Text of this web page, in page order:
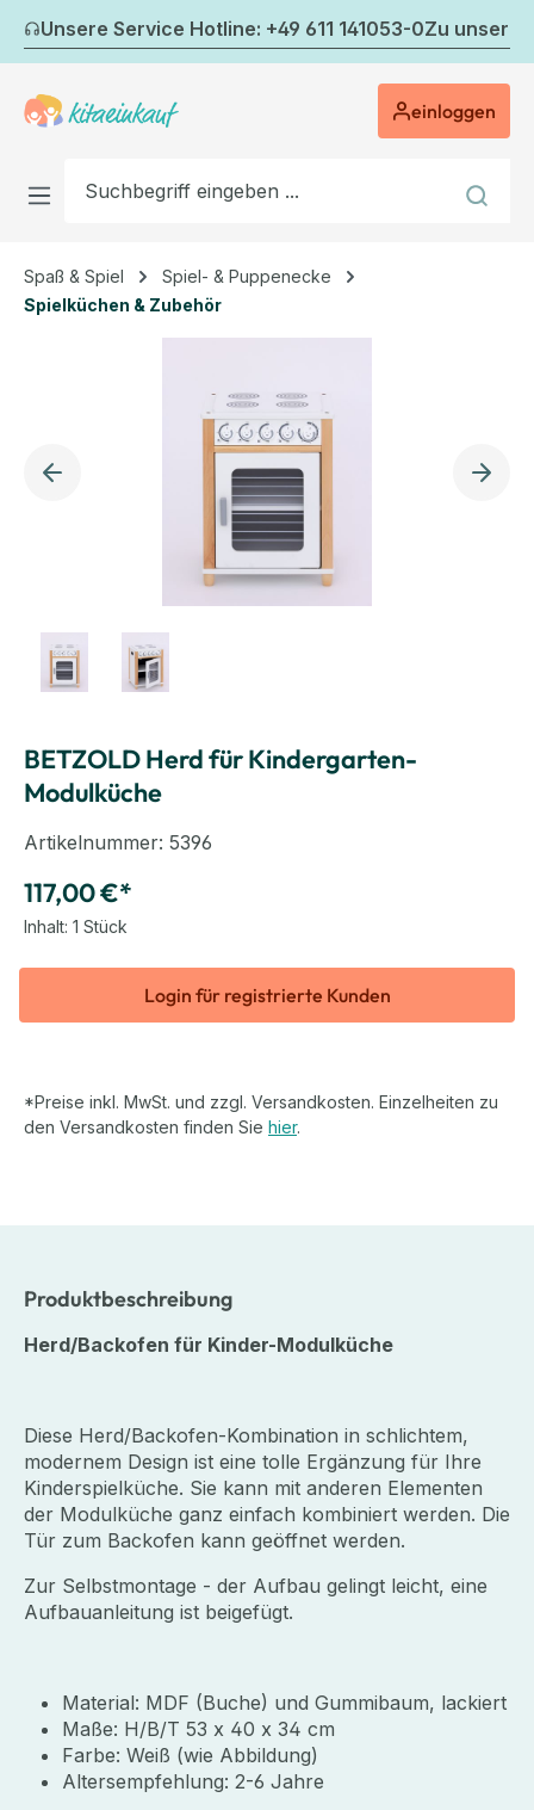
Zum Hauptinhalt springen
Unsere Service Hotline: +49 611 141053-0Zu
einloggen
Spaß & Spiel
Spiel- & Puppenecke
Spielküchen & Zubehör
BETZOLD Herd für Kindergarten-
Modulküche
Artikelnummer: 5396
117,00 €*
Inhalt: 1 Stück
Login für registrierte Kunden
*Preise inkl. MwSt. und zzgl. Versandkosten. Einzelheiten zu
den Versandkosten finden Sie hier.
Produktbeschreibung
Herd/Backofen für Kinder-Modulküche
Diese Herd/Backofen-Kombination in schlichtem,
modernem Design ist eine tolle Ergänzung für Ihre
Kinderspielküche. Sie kann mit anderen Elementen
der Modulküche ganz einfach kombiniert werden. Die
Tür zum Backofen kann geöffnet werden.
Zur Selbstmontage - der Aufbau gelingt leicht, eine
Aufbauanleitung ist beigefügt.
Material: MDF (Buche) und Gummibaum, lackiert
Maße: H/B/T 53 x 40 x 34 cm
Farbe: Weiß (wie Abbildung)
Altersempfehlung: 2-6 Jahre